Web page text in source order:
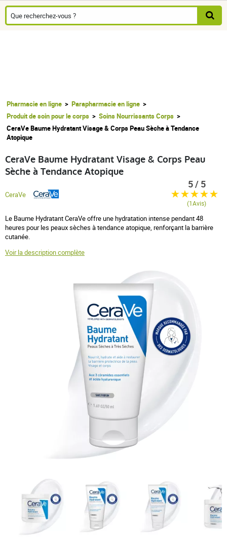
Pharmacie en ligne
Parapharmacie en ligne
Produit de soin pour le corps
Soins Nourrissants Corps
CeraVe Baume Hydratant Visage & Corps Peau Sèche à Tendance
Atopique
CeraVe Baume Hydratant Visage & Corps Peau
Sèche à Tendance Atopique
CeraVe
Le Baume Hydratant CeraVe offre une hydratation intense pendant 48
heures pour les peaux sèches à tendance atopique, renforçant la barrière
cutanée.
Voir la description complète
5 / 5
(1Avis)